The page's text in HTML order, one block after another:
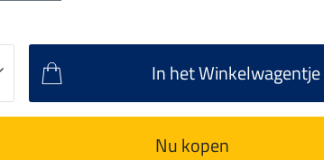
In het Winkelwagentje
Nu kopen